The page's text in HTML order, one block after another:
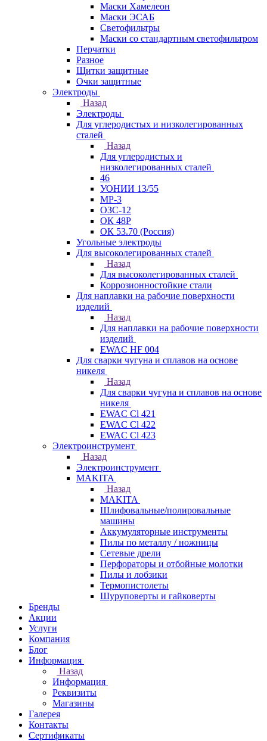
Маски Хамелеон
Маски ЭСАБ
Светофильтры
Маски со стандартным светофильтром
Перчатки
Разное
Щитки защитные
Очки защитные
Электроды
Назад
Электроды
Для углеродистых и низколегированных
сталей
Назад
Для углеродистых и
низколегированных сталей
46
УОНИИ 13/55
МР-3
ОЗС-12
ОК 48Р
ОК 53.70 (Россия)
Угольные электроды
Для высоколегированных сталей
Назад
Для высоколегированных сталей
Коррозионностойкие стали
Для наплавки на рабочие поверхности
изделий
Назад
Для наплавки на рабочие поверхности
изделий
EWAC HF 004
Для сварки чугуна и сплавов на основе
никеля
Назад
Для сварки чугуна и сплавов на основе
никеля
EWAC Cl 421
EWAC Cl 422
EWAC Cl 423
Электроинструмент
Назад
Электроинструмент
МAKITA
Назад
МAKITA
Шлифовальные/полировальные
машины
Аккумуляторные инструменты
Пилы по металлу / ножницы
Сетевые дрели
Перфораторы и отбойные молотки
Пилы и лобзики
Термопистолеты
Шуруповерты и гайковерты
Бренды
Акции
Услуги
Компания
Блог
Информация
Назад
Информация
Реквизиты
Магазины
Галерея
Контакты
Сертификаты